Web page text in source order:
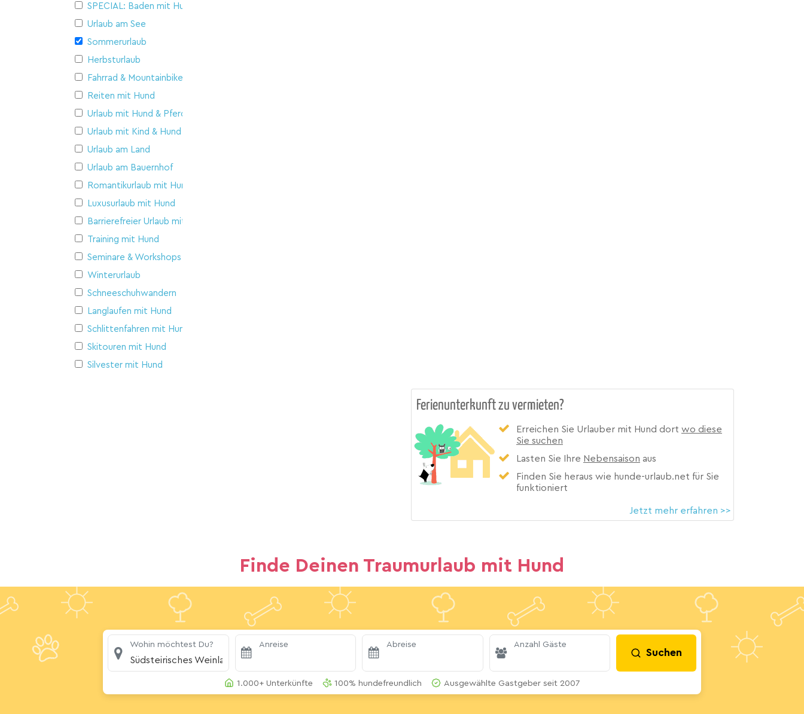
SPECIAL: Baden mit Hund
Urlaub am See
Sommerurlaub
Herbsturlaub
Fahrrad & Mountainbike
Reiten mit Hund
Urlaub mit Hund & Pferd
Urlaub mit Kind & Hund
Urlaub am Land
Urlaub am Bauernhof
Romantikurlaub mit Hund
Luxusurlaub mit Hund
Barrierefreier Urlaub mit Hund
Training mit Hund
Seminare & Workshops
Winterurlaub
Schneeschuhwandern
Langlaufen mit Hund
Schlittenfahren mit Hund
Skitouren mit Hund
Silvester mit Hund
Ferienunterkunft zu vermieten?
Erreichen Sie Urlauber mit Hund dort wo diese
Sie suchen
Lasten Sie Ihre Nebensaison aus
Finden Sie heraus wie hunde-urlaub.net für Sie
funktioniert
Jetzt mehr erfahren >>
Finde Deinen Traumurlaub mit Hund
Wohin möchtest Du?
Südsteirisches Weinland
Anreise Abreise Anzahl Gäste
Suchen
1.000+ Unterkünfte 100% hundefreundlich Ausgewählte Gastgeber seit 2007